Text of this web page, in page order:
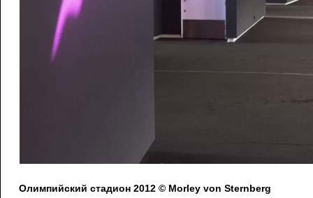
Олимпийский стадион 2012 © Morley von Sternberg